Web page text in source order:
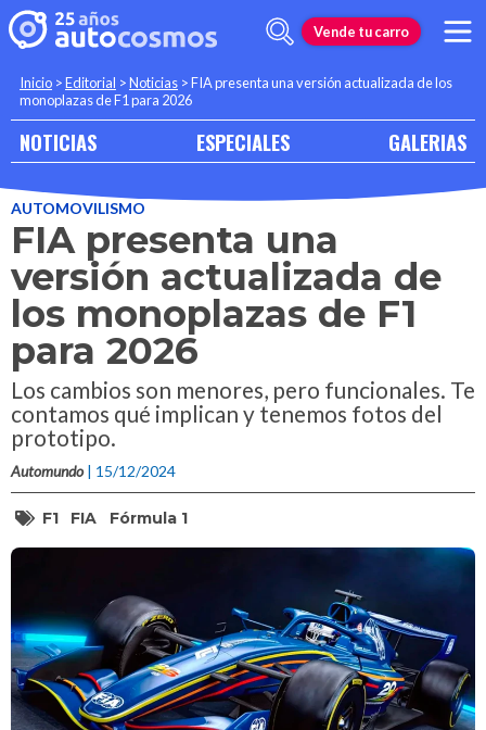
Vende tu carro
Inicio >Editorial >Noticias >FIA presenta una versión actualizada de los
monoplazas de F1 para 2026
NOTICIAS ESPECIALES GALERIAS
AUTOMOVILISMO
FIA presenta una
versión actualizada de
los monoplazas de F1
para 2026
Los cambios son menores, pero funcionales. Te
contamos qué implican y tenemos fotos del
prototipo.
Automundo | 15/12/2024
F1 FIA Fórmula 1